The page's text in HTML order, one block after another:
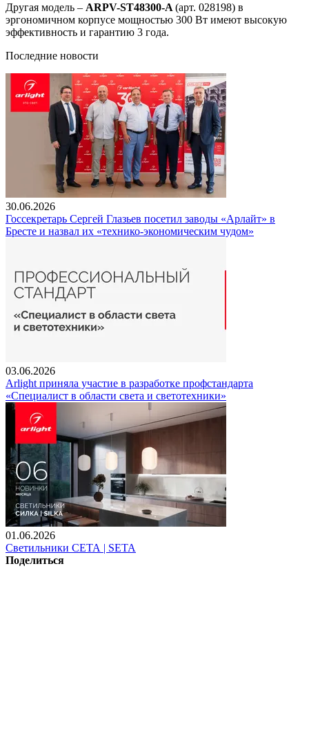
Другая модель – ARPV-ST48300-A (арт. 028198) в
эргономичном корпусе мощностью 300 Вт имеют высокую
эффективность и гарантию 3 года.
Последние новости
30.06.2026
Госсекретарь Сергей Глазьев посетил заводы «Арлайт» в
Бресте и назвал их «технико-экономическим чудом»
03.06.2026
Arlight приняла участие в разработке профстандарта
«Специалист в области света и светотехники»
01.06.2026
Светильники СЕТА | SETA
Поделиться